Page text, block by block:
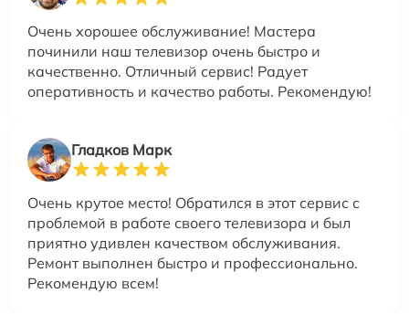
Очень хорошее обслуживание! Мастера
починили наш телевизор очень быстро и
качественно. Отличный сервис! Радует
оперативность и качество работы. Рекомендую!
Гладков Марк
Очень крутое место! Обратился в этот сервис с
проблемой в работе своего телевизора и был
приятно удивлен качеством обслуживания.
Ремонт выполнен быстро и профессионально.
Рекомендую всем!